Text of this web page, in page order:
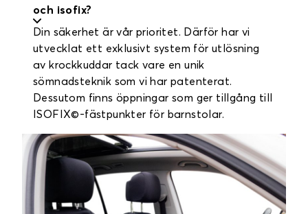
och isofix?
Din säkerhet är vår prioritet. Därför har vi
utvecklat ett exklusivt system för utlösning
av krockkuddar tack vare en unik
sömnadsteknik som vi har patenterat.
Dessutom finns öppningar som ger tillgång till
ISOFIX©-fästpunkter för barnstolar.